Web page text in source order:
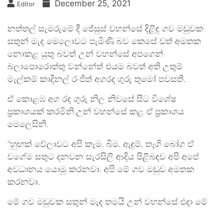
Editor December 25, 2021
නත්තල් සැමරුමේ දී ජේසුස් වහන්සේ දිළිඳු ගව මඩුවක
සතුන් මැද මෙලොවට පැමිණි බව කෙසේ වත් අමතක
නොකළ යුතු බවත් උන් වහන්සේ අපගෙන්
බලාපොරොත්තු වන්නේත් එයම බවත් අති උතුම්
මැල්කම් කාදිනල් රංජිත් අගරද ගුරු තුමෝ පවසති.
ඒ කොළඹ අග රද ගුරු නිල නිවසේ සිට විශේෂ
ප්‍රකාශයක් කරමිනි.උන් වහන්සේ කළ ඒ ප්‍රකාශය
මෙලෙසිනි.
“හුඟක් වේලාවට අපි කෑම, බීම, ඇඳුම්, තෑගි බෝග ඒ
වගේම සතුට දනවන සැරසිලි ආදිය පිළිබඳව අපි අපේ
අවධානය යොමු කරනවා. අපි මේ ගව මඩුව අමතක
කරනවා.
මේ ගව මඩුවක සතුන් මැද තමයි උන් වහන්සේ එදා මේ